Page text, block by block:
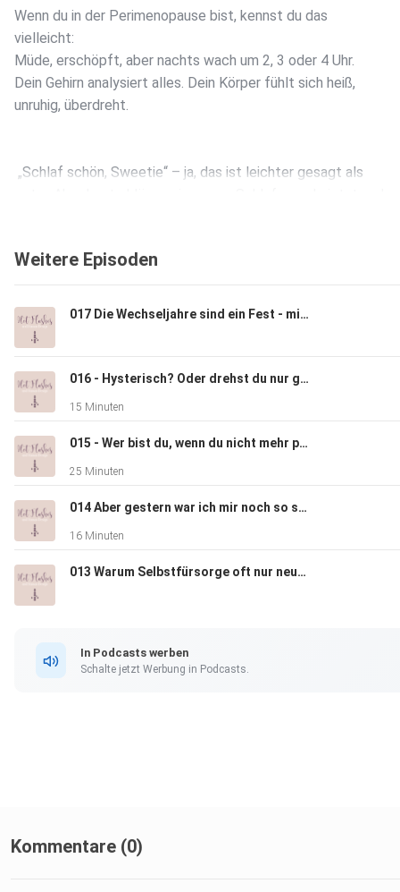
Wenn du in der Perimenopause bist, kennst du das
vielleicht:
Müde, erschöpft, aber nachts wach um 2, 3 oder 4 Uhr.
Dein Gehirn analysiert alles. Dein Körper fühlt sich heiß,
unruhig, überdreht.
„Schlaf schön, Sweetie“ – ja, das ist leichter gesagt als
warum ist Schlaf in der Perimenopause anders als du ihn
kennst
Warum dein Gehirn keine Pause macht
Wie Human Design und Schlaf zusammenhängen
Weitere Episoden
017 Die Wechseljahre sind ein Fest - mit Sylke Meyer
016 - Hysterisch? Oder drehst du nur grade durch?
15 Minuten
015 - Wer bist du, wenn du nicht mehr performst?
25 Minuten
014 Aber gestern war ich mir noch so sicher!
16 Minuten
013 Warum Selbstfürsorge oft nur neuer Leistungsdruck ist
In Podcasts werben
Schalte jetzt Werbung in Podcasts.
Kommentare (0)